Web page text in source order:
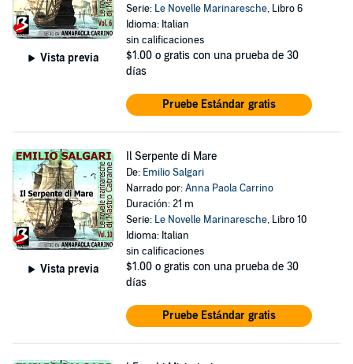
Vista previa
Serie: Le Novelle Marinaresche, Libro 6
Idioma: Italian
sin calificaciones
$1.00 o gratis con una prueba de 30
días
Pruebe Estándar gratis
Vista previa
Il Serpente di Mare
De: Emilio Salgari
Narrado por:Anna Paola Carrino
Duración: 21 m
Serie: Le Novelle Marinaresche, Libro 10
Idioma: Italian
sin calificaciones
$1.00 o gratis con una prueba de 30
días
Pruebe Estándar gratis